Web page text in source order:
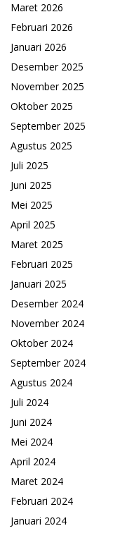
Maret 2026
Februari 2026
Januari 2026
Desember 2025
November 2025
Oktober 2025
September 2025
Agustus 2025
Juli 2025
Juni 2025
Mei 2025
April 2025
Maret 2025
Februari 2025
Januari 2025
Desember 2024
November 2024
Oktober 2024
September 2024
Agustus 2024
Juli 2024
Juni 2024
Mei 2024
April 2024
Maret 2024
Februari 2024
Januari 2024